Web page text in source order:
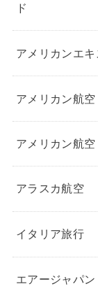
ド
アメリカンエ
アメリカン航空
アメリカン航空
アラスカ航空
イタリア旅行
エアージャパン